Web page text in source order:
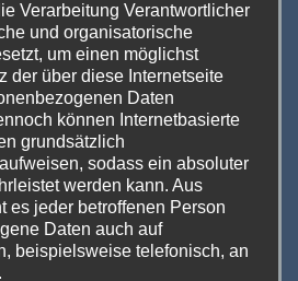
Produkte reagiert und in
Akkuträger dann
können.
hat sich verändert.
der Hersteller sich
verschrieben
ein paar wenige
die jedoch nicht mehr
Verarbeitung Verantwortlicher
und organisatorische
um einen möglichst
der über diese Internetseite
Daten
können Internetbasierte
grundsätzlich
sodass ein absoluter
werden kann. Aus
es jeder betroffenen Person
Daten auch auf
beispielsweise telefonisch, an